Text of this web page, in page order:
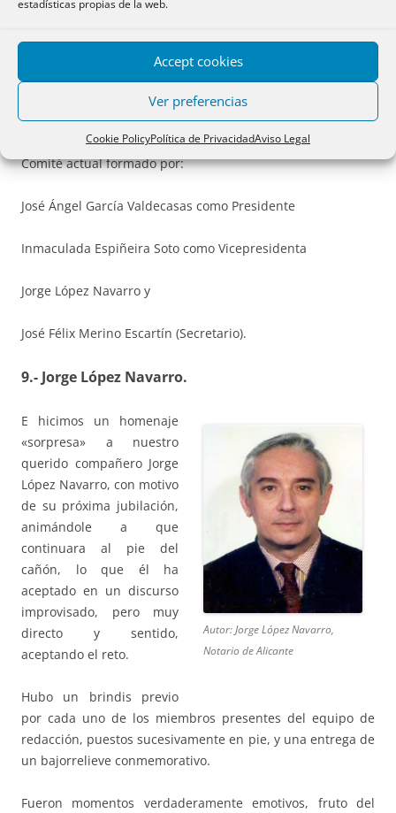
estadísticas propias de la web.
Accept cookies
Ver preferencias
Cookie PolicyPolítica de PrivacidadAviso Legal
web, hasta la siguiente Convención, a José Félix Merino
Escartín, a Juan Carlos Casas Rojo y a Alfonso de la Fuente
En cuanto al comité del Premio, se mantiene un año más el
Comité actual formado por:
José Ángel García Valdecasas como Presidente
Inmaculada Espiñeira Soto como Vicepresidenta
Jorge López Navarro y
José Félix Merino Escartín (Secretario).
9.- Jorge López Navarro.
Autor: Jorge López Navarro,
Notario de Alicante
E hicimos un homenaje
«sorpresa» a nuestro
querido compañero Jorge
López Navarro, con motivo
de su próxima jubilación,
animándole a que
continuara al pie del
cañón, lo que él ha
aceptado en un discurso
improvisado, pero muy
directo y sentido,
aceptando el reto.
Hubo un brindis previo
por cada uno de los miembros presentes del equipo de
redacción, puestos sucesivamente en pie, y una entrega de
un bajorrelieve conmemorativo.
Fueron momentos verdaderamente emotivos, fruto del